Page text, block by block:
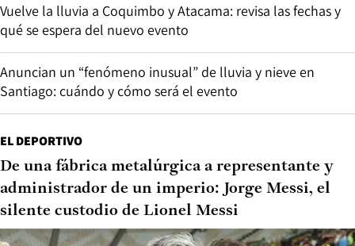
Vuelve la lluvia a Coquimbo y Atacama: revisa las fechas y
qué se espera del nuevo evento
Anuncian un “fenómeno inusual” de lluvia y nieve en
Santiago: cuándo y cómo será el evento
EL DEPORTIVO
De una fábrica metalúrgica a representante y
administrador de un imperio: Jorge Messi, el
silente custodio de Lionel Messi